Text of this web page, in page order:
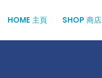
HOME 主頁 SHOP 商店